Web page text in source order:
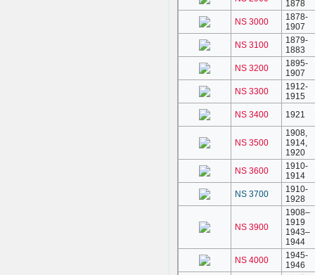
1878
NS 3000
1878-
1907
NS 3100
1879-
1883
NS 3200
1895-
1907
NS 3300
1912-
1915
NS 3400
1921
NS 3500
1908,
1914,
1920
NS 3600
1910-
1914
NS 3700
1910-
1928
NS 3900
1908–
1919
1943–
1944
NS 4000
1945-
1946